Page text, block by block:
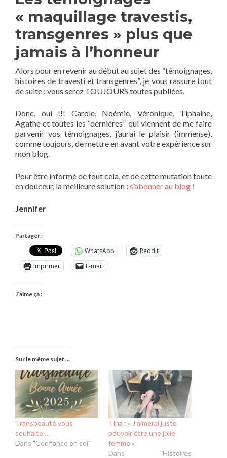
« maquillage travestis,
transgenres » plus que
jamais à l’honneur
Alors pour en revenir au début au sujet des “témoignages,
histoires de travesti et transgenres”, je vous rassure tout
de suite : vous serez TOUJOURS toutes publiées.
Donc, oui !!! Carole, Noémie, Véronique, Tiphaine,
Agathe et toutes les “dernières” qui viennent de me faire
parvenir vos témoignages, j’aurai le plaisir (immense),
comme toujours, de mettre en avant votre expérience sur
mon blog.
Pour être informé de tout cela, et de cette mutation toute
en douceur, la meilleure solution : s’abonner au blog !
Jennifer
Partager :
WhatsApp
Reddit
Imprimer
E-mail
J’aime ça :
Sur le même sujet ...
Transbeauté vous
souhaite …
Dans "Confiance en soi"
Tina : « J’aimerai juste
pouvoir être une jolie
femme »
Dans "Histoires